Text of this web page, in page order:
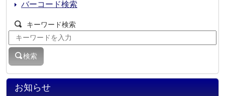
お知らせ
バーコード検索
キーワード検索
検索